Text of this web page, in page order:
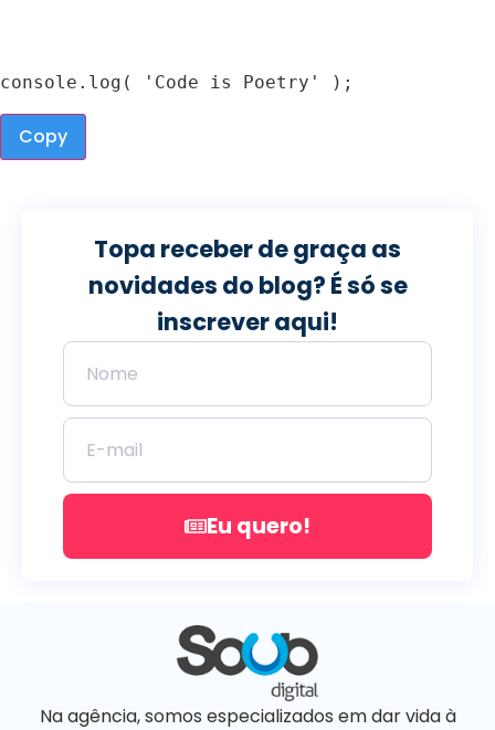
console . log ( 'Code is Poetry' ) ;
Copy
Topa receber de graça as
novidades do blog? É só se
inscrever aqui!
Eu quero!
Na agência, somos especializados em dar vida à